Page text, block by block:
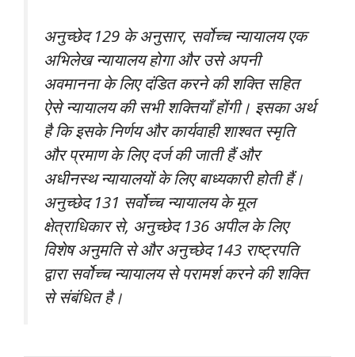
अनुच्छेद 129 के अनुसार, सर्वोच्च न्यायालय एक
अभिलेख न्यायालय होगा और उसे अपनी
अवमानना के लिए दंडित करने की शक्ति सहित
ऐसे न्यायालय की सभी शक्तियाँ होंगी। इसका अर्थ
है कि इसके निर्णय और कार्यवाही शाश्वत स्मृति
और प्रमाण के लिए दर्ज की जाती हैं और
अधीनस्थ न्यायालयों के लिए बाध्यकारी होती हैं।
अनुच्छेद 131 सर्वोच्च न्यायालय के मूल
क्षेत्राधिकार से, अनुच्छेद 136 अपील के लिए
विशेष अनुमति से और अनुच्छेद 143 राष्ट्रपति
द्वारा सर्वोच्च न्यायालय से परामर्श करने की शक्ति
से संबंधित है।